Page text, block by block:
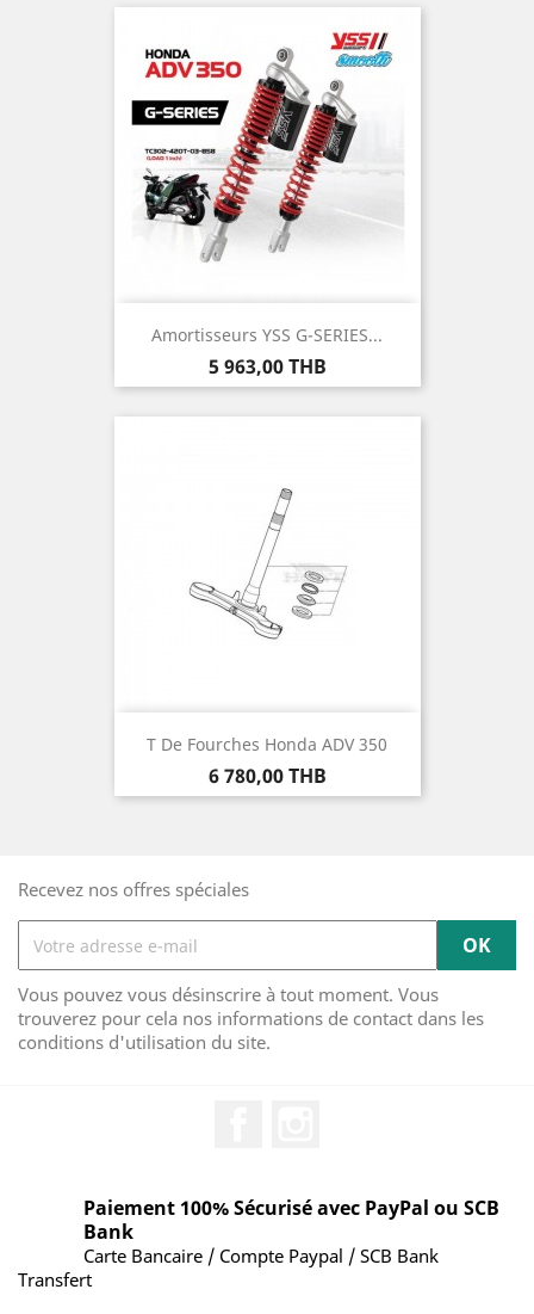
Amortisseurs YSS G-SERIES...
Prix
5 963,00 THB
T De Fourches Honda ADV 350
Prix
6 780,00 THB
Recevez nos offres spéciales
Vous pouvez vous désinscrire à tout moment. Vous
trouverez pour cela nos informations de contact dans les
conditions d'utilisation du site.
Paiement 100% Sécurisé avec PayPal ou SCB
Bank
Carte Bancaire / Compte Paypal / SCB Bank
Transfert